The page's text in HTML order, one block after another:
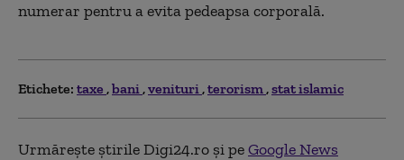
numerar pentru a evita pedeapsa corporală.
Etichete: taxe bani venituri terorism stat islamic
Urmărește știrile Digi24.ro și peGoogle News